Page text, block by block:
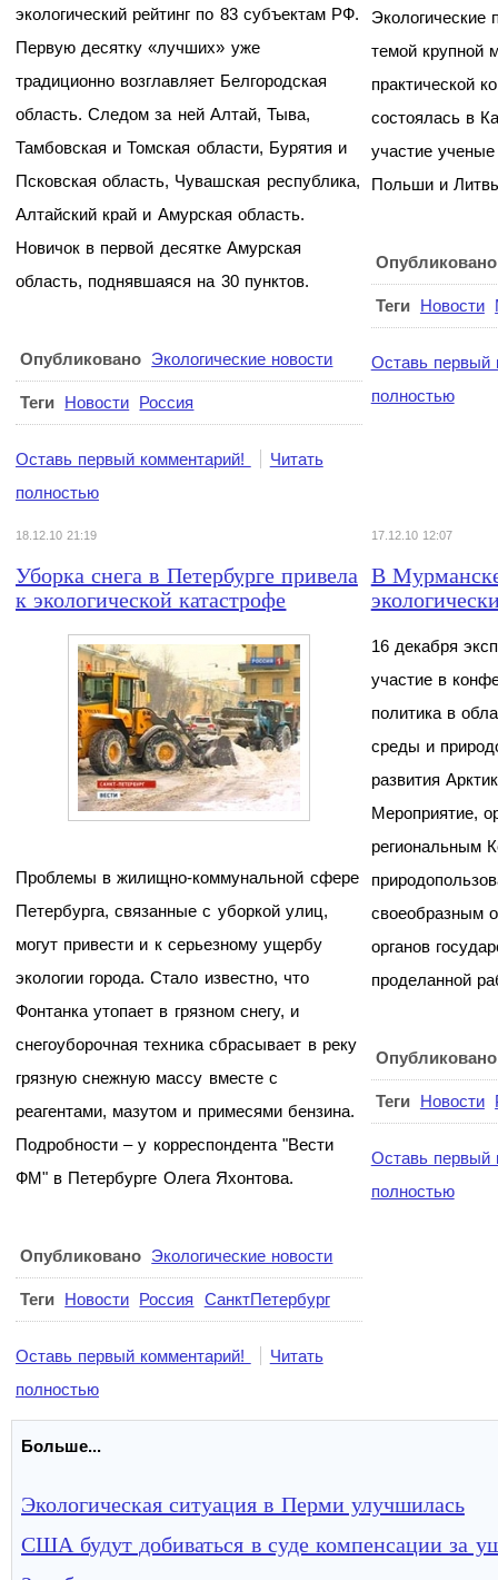
экологический рейтинг по 83 субъектам РФ.
Первую десятку «лучших» уже
традиционно возглавляет Белгородская
область. Следом за ней Алтай, Тыва,
Тамбовская и Томская области, Бурятия и
Псковская область, Чувашская республика,
Алтайский край и Амурская область.
Новичок в первой десятке Амурская
область, поднявшаяся на 30 пунктов.
Опубликовано Экологические новости
Теги Новости Россия
Оставь первый комментарий!
Читать
полностью
Экологические
темой крупной
практической
состоялась в
участие
Польши и
Опубликовано
Теги Новости
Оставь первый
полностью
18.12.10 21:19
Уборка снега в Петербурге привела
к экологической катастрофе
Проблемы в жилищно-коммунальной сфере
Петербурга, связанные с уборкой улиц,
могут привести и к серьезному ущербу
экологии города. Стало известно, что
Фонтанка утопает в грязном снегу, и
снегоуборочная техника сбрасывает в реку
грязную снежную массу вместе с
реагентами, мазутом и примесями бензина.
Подробности – у корреспондента "Вести
ФМ" в Петербурге Олега Яхонтова.
Опубликовано Экологические новости
Теги Новости Россия СанктПетербург
Оставь первый комментарий!
Читать
полностью
17.12.10 12:07
В
16 декабря
участие в
политика в
среды и
развития
Мероприятие,
региональным
своеобразным
органов
проделанной
Опубликовано
Теги Новости
Оставь первый
полностью
Больше...
Экологическая ситуация в Перми улучшилась
США будут добиваться в суде компенсации за